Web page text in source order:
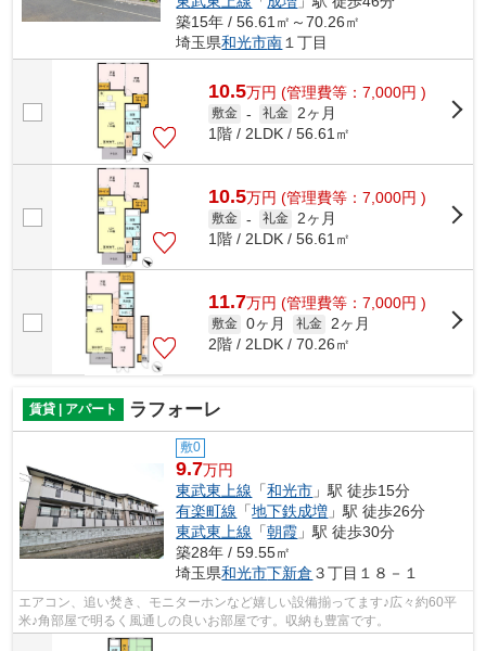
築15年 / 56.61㎡～70.26㎡
埼玉県和光市南 １丁目
10.5万円 (管理費等：7,000円 )
敷金 - 礼金
2ヶ月
1階 / 2LDK / 56.61㎡
10.5万円 (管理費等：7,000円 )
敷金 - 礼金
2ヶ月
1階 / 2LDK / 56.61㎡
11.7万円 (管理費等：7,000円 )
敷金 0ヶ月 礼金
2ヶ月
2階 / 2LDK / 70.26㎡
賃貸 | アパート ラフォーレ
敷0
9.7万円
東武東上線 「和光市 」駅 徒歩15分
有楽町線 「地下鉄成増 」駅 徒歩26分
東武東上線 「朝霞 」駅 徒歩30分
築28年 / 59.55㎡
埼玉県和光市下新倉 ３丁目１８－１
エアコン、追い焚き、モニターホンなど嬉しい設備揃ってます♪広々約60平
米♪角部屋で明るく風通しの良いお部屋です。収納も豊富です。